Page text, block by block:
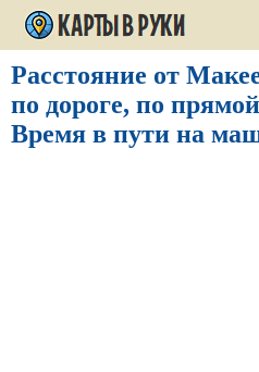
Расстояние от
по дороге, по
Время в пути на